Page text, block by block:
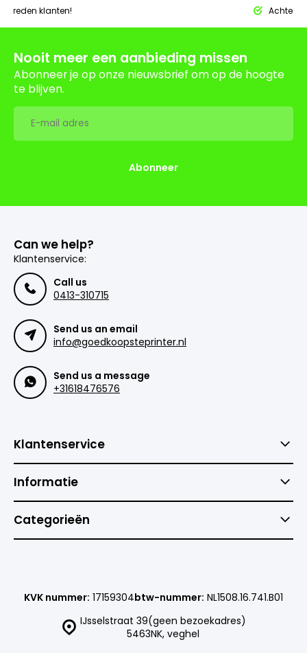
klanten! Achteraf
Nooit meer een aanbieding missen
Abonneer je op onze nieuwsbrief om op de hoogte
te blijven.
Abonneer
Can we help?
Klantenservice:
Call us
0413-310715
Send us an email
info@goedkoopsteprinter.nl
Send us a message
+31618476576
Klantenservice
Informatie
Categorieën
IJsselstraat 39(geen bezoekadres)
5463NK, veghel
KVK nummer: 17159304btw-nummer: NL1508.16.741.B01